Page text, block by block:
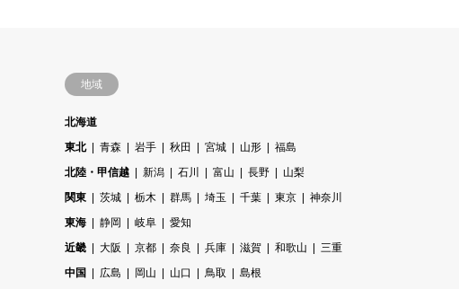
地域
北海道
東北
青森 岩手 秋田 宮城 山形
福島
北陸・甲信越
新潟 石川 富山 長野
山梨
関東
茨城 栃木 群馬 埼玉 千葉 東京
神奈川
東海
静岡 岐阜
愛知
近畿
大阪 京都 奈良 兵庫 滋賀 和歌山
三重
中国
広島 岡山 山口 鳥取
島根